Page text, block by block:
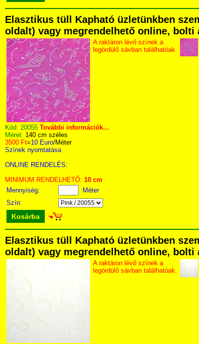
Elasztikus tüll Kapható üzletünkben
oldalt) vagy megrendelhető online, bolti
A raktáron lévő színek a
legördülő sávban találhatóak.
Kód: 20055 További információk...
Méret: 140 cm széles
3500 Ft=10 Euro/Méter
Színek nyomtatása
ONLINE RENDELÉS:
MINIMUM RENDELHETŐ: 10 cm
Mennyiség:
Méter
Szín:
Kosárba
Elasztikus tüll Kapható üzletünkben
oldalt) vagy megrendelhető online, bolti
A raktáron lévő színek a
legördülő sávban találhatóak.